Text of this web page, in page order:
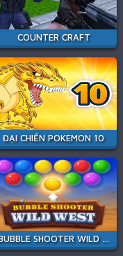
COUNTER CRAFT
ĐẠI CHIẾN POKEMON 10
BUBBLE SHOOTER WILD WEST